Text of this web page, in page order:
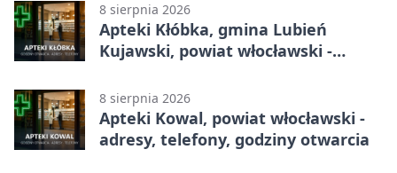
8 sierpnia 2026
Apteki Kłóbka, gmina Lubień
Kujawski, powiat włocławski -
8 sierpnia 2026
Apteki Kowal, powiat włocławski -
adresy, telefony, godziny otwarcia